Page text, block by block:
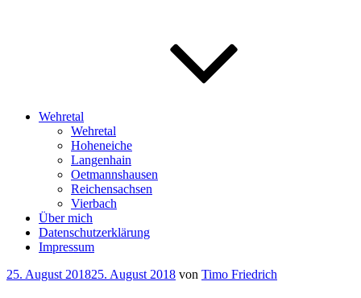
Wehretal
Wehretal
Hoheneiche
Langenhain
Oetmannshausen
Reichensachsen
Vierbach
Über mich
Datenschutzerklärung
Impressum
Veröffentlicht
25. August 201825. August 2018 von Timo Friedrich